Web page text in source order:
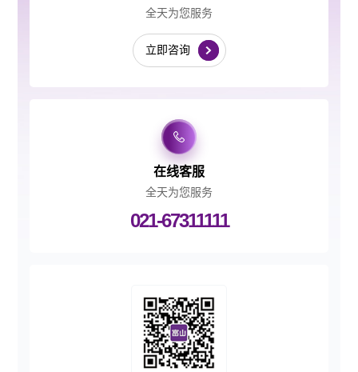
全天为您服务
立即咨询
在线客服
全天为您服务
021-67311111